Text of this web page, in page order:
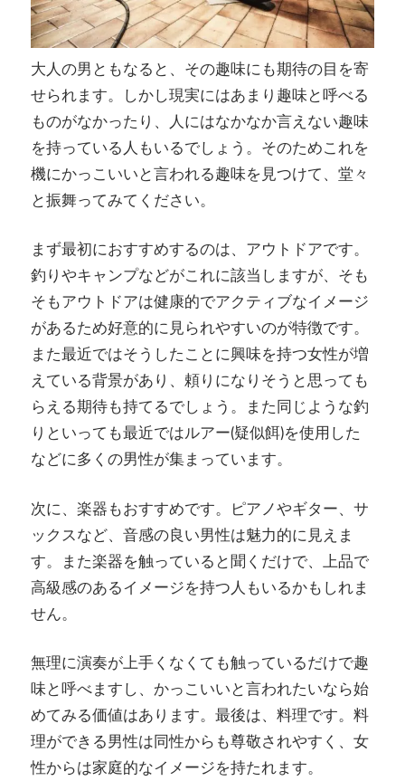
大人の男ともなると、その趣味にも期待の目を寄
せられます。しかし現実にはあまり趣味と呼べる
ものがなかったり、人にはなかなか言えない趣味
を持っている人もいるでしょう。そのためこれを
機にかっこいいと言われる趣味を見つけて、堂々
と振舞ってみてください。
まず最初におすすめするのは、アウトドアです。
釣りやキャンプなどがこれに該当しますが、そも
そもアウトドアは健康的でアクティブなイメージ
があるため好意的に見られやすいのが特徴です。
また最近ではそうしたことに興味を持つ女性が増
えている背景があり、頼りになりそうと思っても
らえる期待も持てるでしょう。また同じような釣
りといっても最近ではルアー(疑似餌)を使用した
などに多くの男性が集まっています。
次に、楽器もおすすめです。ピアノやギター、サ
ックスなど、音感の良い男性は魅力的に見えま
す。また楽器を触っていると聞くだけで、上品で
高級感のあるイメージを持つ人もいるかもしれま
せん。
無理に演奏が上手くなくても触っているだけで趣
味と呼べますし、かっこいいと言われたいなら始
めてみる価値はあります。最後は、料理です。料
理ができる男性は同性からも尊敬されやすく、女
性からは家庭的なイメージを持たれます。